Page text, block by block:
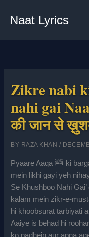
Naat Lyrics
Zikre nabi
nahi gai
की जान से
BY RAZA KHAN /
Pyaare Aaqa ﷺ ki bargah-e-muqaddas aur unki pakiza yaad
mein likhi gayi yeh
Se Khushboo Nahi
kalam mein zikr-e-
hi khoobsurat tarbiyati
Aaiye is behad hi